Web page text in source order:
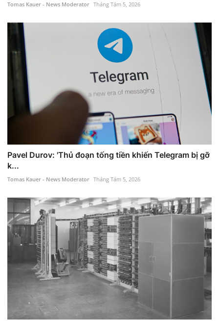
Tomas Kauer - News Moderator Tháng Tám 5, 2026
Pavel Durov: 'Thủ đoạn tống tiền khiến Telegram bị gỡ
k...
Tomas Kauer - News Moderator Tháng Tám 5, 2026